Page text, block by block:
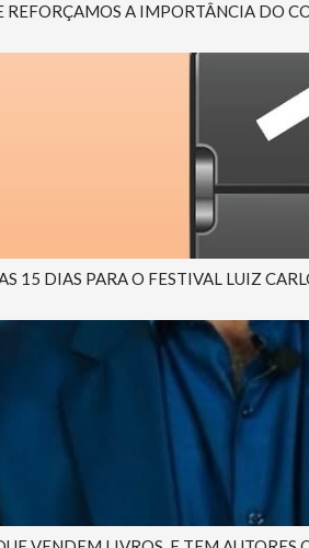
REFORÇAMOS A IMPORTÂNCIA DO
15 DIAS PARA O FESTIVAL LUIZ